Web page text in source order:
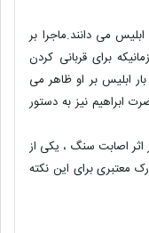
می دانند.ماجرا بر
برای قربانی کردن
فرزندش عازم بود.در مکانی با نام جمره عقبه 3 بار ابلیس بر او ظاهر می
ابراهیم نیز به دستور
اصابت سنگ ، یکی از
معتبری برای این نکته